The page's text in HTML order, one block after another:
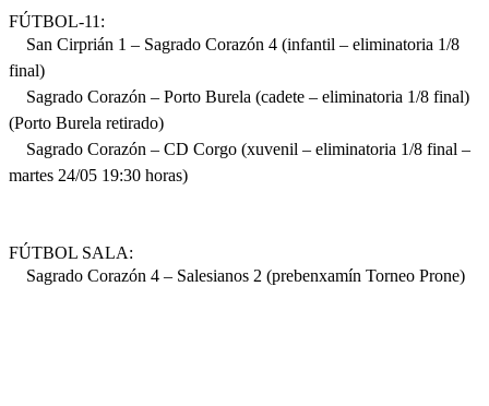
FÚTBOL-11:
San Cirprián 1 – Sagrado Corazón 4 (infantil – eliminatoria 1/8
final)
Sagrado Corazón – Porto Burela (cadete – eliminatoria 1/8 final)
(Porto Burela retirado)
Sagrado Corazón – CD Corgo (xuvenil – eliminatoria 1/8 final –
martes 24/05 19:30 horas)
FÚTBOL SALA:
Sagrado Corazón 4 – Salesianos 2 (prebenxamín Torneo Prone)